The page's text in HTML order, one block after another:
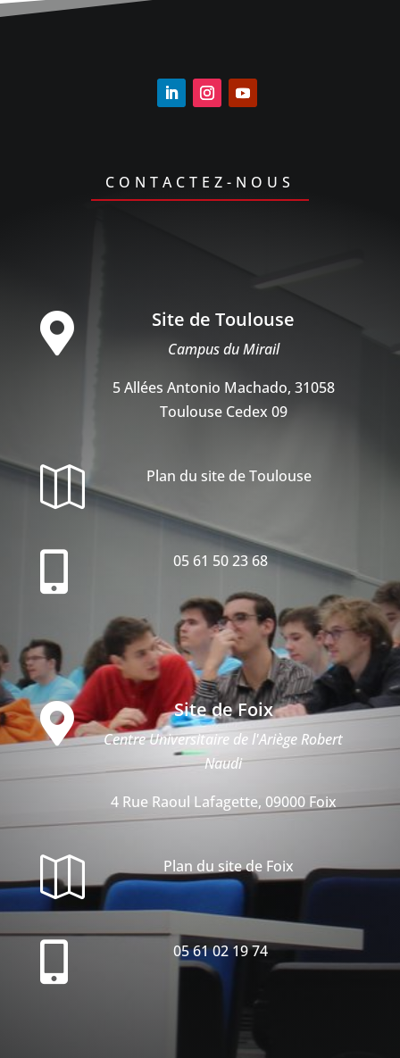
CONTACTEZ-NOUS
 Site de Toulouse
Campus du Mirail
5 Allées Antonio Machado, 31058
Toulouse Cedex 09
 Plan du site de Toulouse
 05 61 50 23 68
 Site de Foix
Centre Universitaire de l'Ariège Robert
Naudi
4 Rue Raoul Lafagette, 09000 Foix
 Plan du site de Foix
 05 61 02 19 74